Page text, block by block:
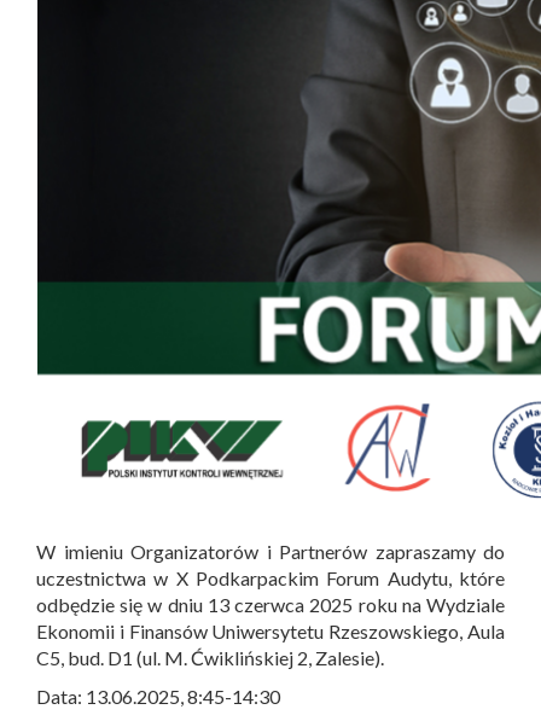
W imieniu Organizatorów i Partnerów zapraszamy do
uczestnictwa w X Podkarpackim Forum Audytu, które
odbędzie się w dniu 13 czerwca 2025 roku na Wydziale
Ekonomii i Finansów Uniwersytetu Rzeszowskiego, Aula
C5, bud. D1 (ul. M. Ćwiklińskiej 2, Zalesie).
Data: 13.06.2025, 8:45-14:30